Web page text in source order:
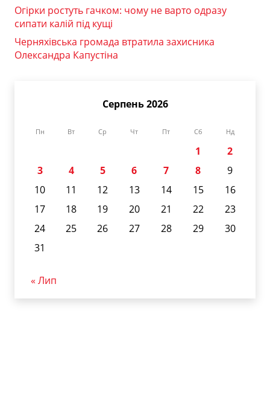
Огірки ростуть гачком: чому не варто одразу
сипати калій під кущі
Черняхівська громада втратила захисника
Олександра Капустіна
Серпень 2026
Пн Вт Ср Чт Пт Сб Нд
1
2
3
4 5 6 7 8
9
10
11 12 13 14 15
16
17
18 19 20 21 22
23
24
25 26 27 28 29
30
31
« Лип